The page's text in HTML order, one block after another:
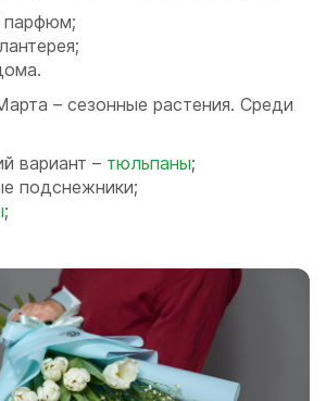
парфюм;
– сезонные растения. Среди
вариант – тюльпаны;
подснежники;
;